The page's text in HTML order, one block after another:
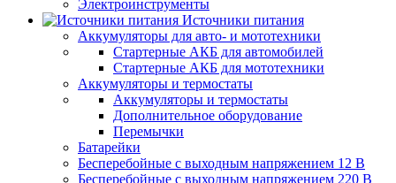
Электроинструменты
Источники питания
Аккумуляторы для авто- и мототехники
Стартерные АКБ для автомобилей
Стартерные АКБ для мототехники
Аккумуляторы и термостаты
Аккумуляторы и термостаты
Дополнительное оборудование
Перемычки
Батарейки
Бесперебойные с выходным напряжением 12 В
Бесперебойные с выходным напряжением 220 В